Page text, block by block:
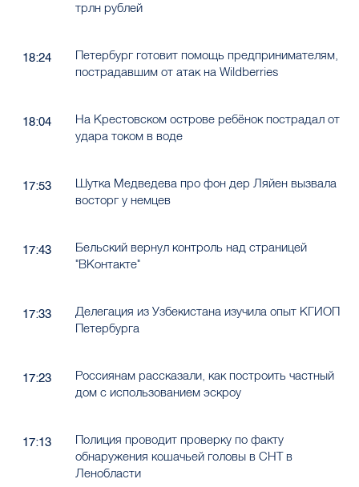
трлн рублей
18:24
Петербург готовит помощь предпринимателям,
пострадавшим от атак на Wildberries
18:04
На Крестовском острове ребёнок пострадал от
удара током в воде
17:53
Шутка Медведева про фон дер Ляйен вызвала
восторг у немцев
17:43
Бельский вернул контроль над страницей
"ВКонтакте"
17:33
Делегация из Узбекистана изучила опыт КГИОП
Петербурга
17:23
Россиянам рассказали, как построить частный
дом с использованием эскроу
17:13
Полиция проводит проверку по факту
обнаружения кошачьей головы в СНТ в
Ленобласти